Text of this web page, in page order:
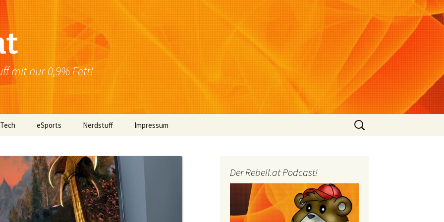
mit nur 0,9% Fett!
Mac OS
Linux
Browser
eSports Nerdstuff Impressum
Suchen
nach:
Der Rebell.at Podcast!